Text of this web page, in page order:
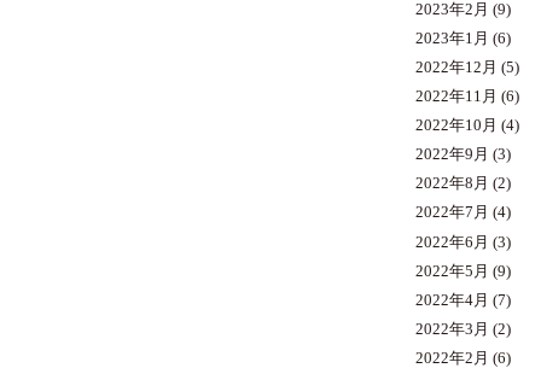
2023年2月 (9)
2023年1月 (6)
2022年12月 (5)
2022年11月 (6)
2022年10月 (4)
2022年9月 (3)
2022年8月 (2)
2022年7月 (4)
2022年6月 (3)
2022年5月 (9)
2022年4月 (7)
2022年3月 (2)
2022年2月 (6)